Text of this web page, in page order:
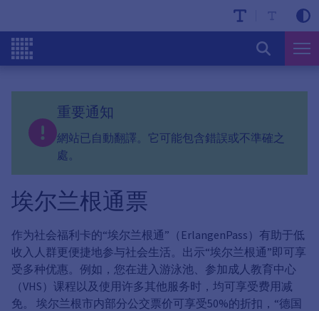
重要通知
網站已自動翻譯。它可能包含錯誤或不準確之
處。
埃尔兰根通票
作为社会福利卡的“埃尔兰根通”（ErlangenPass）有助于低
收入人群更便捷地参与社会生活。出示“埃尔兰根通”即可享
受多种优惠。例如，您在进入游泳池、参加成人教育中心
（VHS）课程以及使用许多其他服务时，均可享受费用减
免。 埃尔兰根市内部分公交票价可享受50%的折扣，“德国